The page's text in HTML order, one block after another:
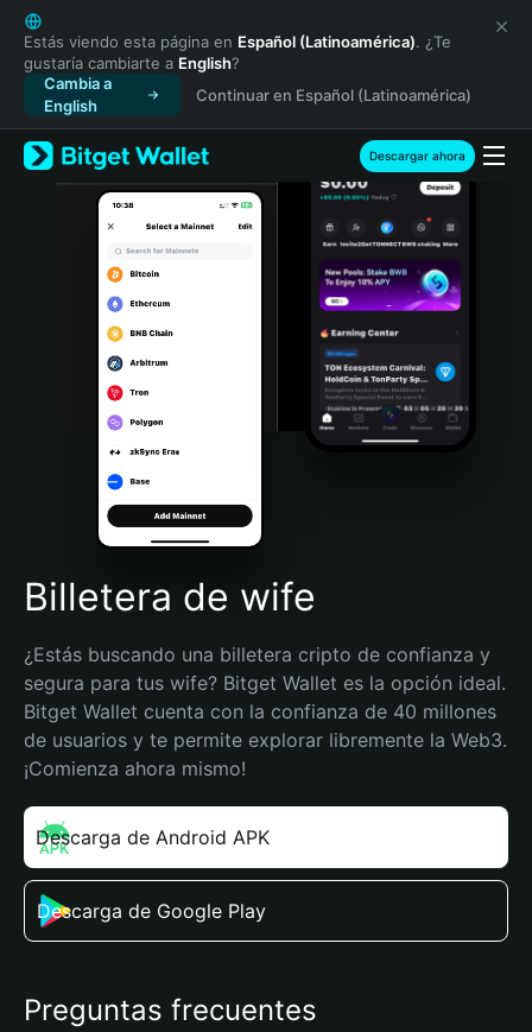
English
日本語
Tiếng Việt
Русский
Español (Latinoamérica)
Türkçe
Italiano
Português (Portugal)
Bahasa Indonesia
Português (Brasil)
Español (Argentina)
Estás viendo esta página en Español (Latinoamérica). ¿Te
gustaría cambiarte a English?
Cambia a
English
Continuar en Español (Latinoamérica)
Descargar ahora
Billetera de wife
¿Estás buscando una billetera cripto de confianza y
segura para tus wife? Bitget Wallet es la opción ideal.
Bitget Wallet cuenta con la confianza de 40 millones
de usuarios y te permite explorar libremente la Web3.
¡Comienza ahora mismo!
Descarga de Android APK
Descarga de Google Play
Preguntas frecuentes